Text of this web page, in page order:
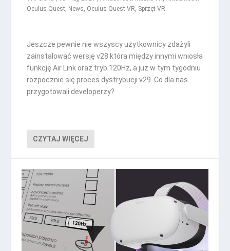
Oculus Quest, News, Oculus Quest VR, Sprzęt VR
Jeszcze pewnie nie wszyscy użytkownicy zdażyli
zainstalować wersję v28 która między innymi wniosła
funkcję Air Link oraz tryb 120Hz, a już w tym tygodniu
rozpocznie się proces dystrybucji v29. Co dla nas
przygotowali developerzy?
CZYTAJ WIĘCEJ